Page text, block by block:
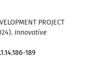
PROJECT
Innovative
189